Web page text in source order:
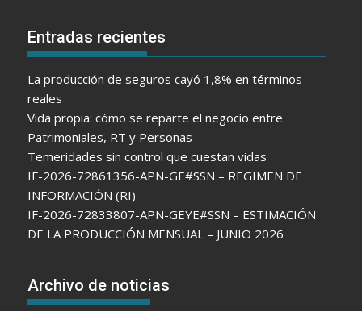
Entradas recientes
La producción de seguros cayó 1,8% en términos
reales
Vida propia: cómo se reparte el negocio entre
Patrimoniales, RT y Personas
Temeridades sin control que cuestan vidas
IF-2026-72861356-APN-GE#SSN – REGIMEN DE
INFORMACIÓN (RI)
IF-2026-72833807-APN-GEYE#SSN – ESTIMACIÓN
DE LA PRODUCCIÓN MENSUAL – JUNIO 2026
Archivo de noticias